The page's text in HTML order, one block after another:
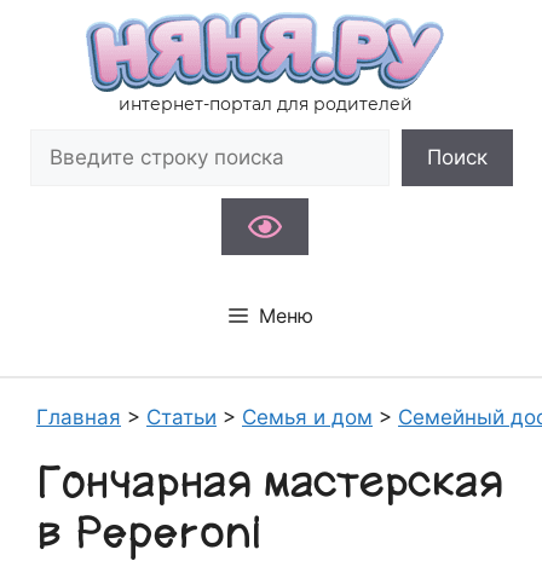
содержимому
интернет-портал для родителей
Поиск
Меню
Главная > Статьи > Семья и дом > Семейный
Гончарная мастерская
в Peperoni